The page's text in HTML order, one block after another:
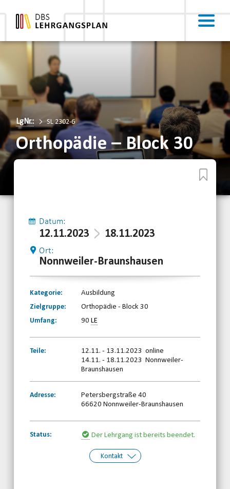
LgNr.: SL 2302-6
Orthopädie – Block 30
Datum:
12.11.2023 18.11.2023
Ort:
Nonnweiler-Braunshausen
Kategorie:
Ausbildung
Zielgruppe:
Orthopädie - Block 30
Umfang:
90LE
Teile:
12.11. - 13.11.2023 online
14.11. - 18.11.2023 Nonnweiler-
Braunshausen
Adresse:
Petersbergstraße 40
66620 Nonnweiler-Braunshausen
Status: Der Lehrgang ist bereits beendet.
Kontakt